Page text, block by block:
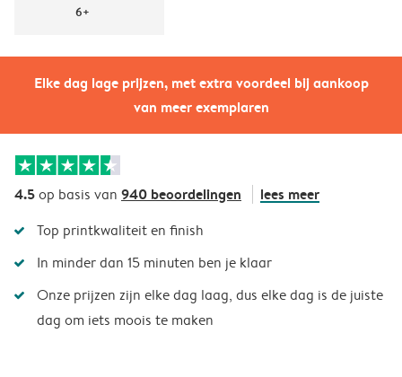
Elke dag lage prijzen, met extra voordeel bij aankoop
van meer exemplaren
6+
4.5op basis van 940 beoordelingen lees meer
Top printkwaliteit en finish
In minder dan 15 minuten ben je klaar
Onze prijzen zijn elke dag laag, dus elke dag is de juiste
dag om iets moois te maken